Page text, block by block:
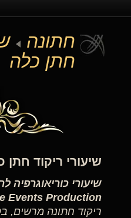
חתונה
חתן כלה
שיעורי ריקוד חתן
שיעורי כוריאוגרפיה
Events Production
ריקוד חתונה מרשים,